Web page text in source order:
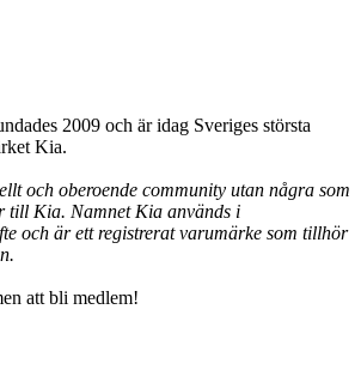
2009 och är idag Sveriges största
Kia.
och oberoende community utan några som
till Kia. Namnet Kia används i
och är ett registrerat varumärke som tillhör
att bli medlem!